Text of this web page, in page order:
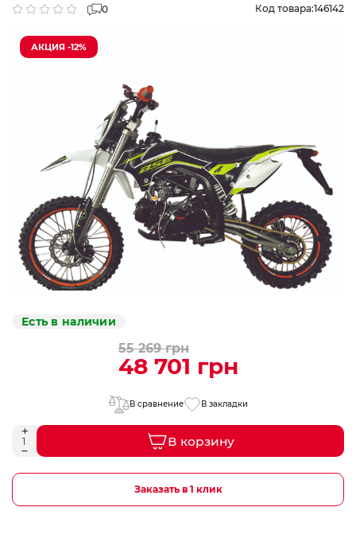
0 Код товара:146142
АКЦИЯ -12%
Есть в наличии
55 269 грн
48 701 грн
В сравнение В закладки
В корзину
Заказать в 1 клик